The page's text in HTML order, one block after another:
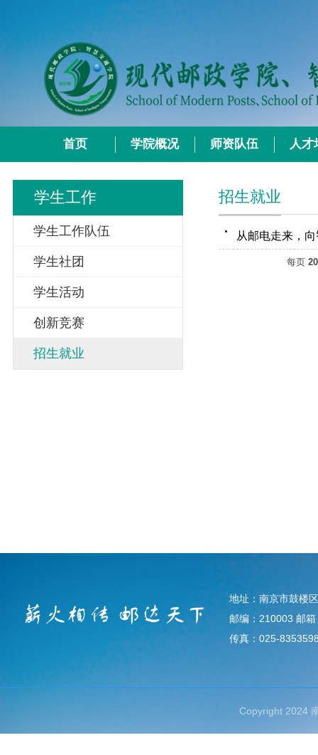
首页 学院概况 师资队伍 人才
学生工作
学生工作队伍
学生社团
学生活动
创新竞赛
招生就业
招生就业
每页 20
地址：南京市鼓楼
邮编：210003 邮
传真：025-
Copyright 2024